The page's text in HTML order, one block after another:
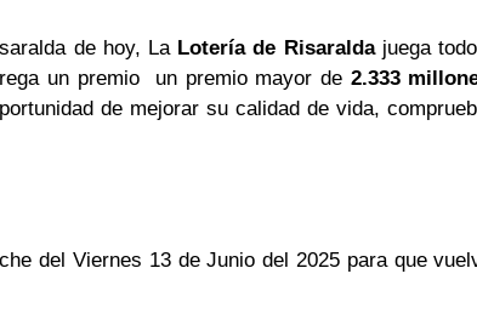
de hoy, La Lotería de Risaraldajuega
un premio un premio mayor de 2.333
de mejorar su calidad de vida,
del Viernes 13 de Junio del 2025 para que